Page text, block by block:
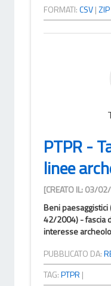
FORMATI:CSV|ZIP
PTPR -
linee
[CREATO IL: 03/
Beni paesaggistici
42/2004) - fascia
interesse
PUBBLICATO DA:
TAG:PTPR |